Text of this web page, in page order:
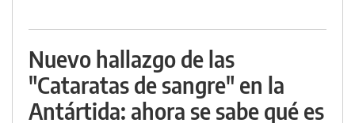
Nuevo hallazgo de las
"Cataratas de sangre" en la
Antártida: ahora se sabe qué es